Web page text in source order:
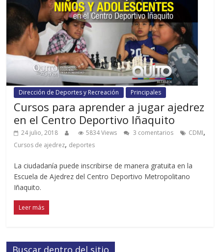
Dirección de Deportes y Recreación Principales
Cursos para aprender a jugar ajedrez
en el Centro Deportivo Iñaquito
24 julio, 2018 5834 Views 3 comentarios CDMI,
Cursos de ajedrez, deportes
La ciudadanía puede inscribirse de manera gratuita en la
Escuela de Ajedrez del Centro Deportivo Metropolitano
Iñaquito.
Leer más
Buscar dentro del sitio